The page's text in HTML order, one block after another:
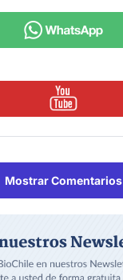
Mostrar Comentarios